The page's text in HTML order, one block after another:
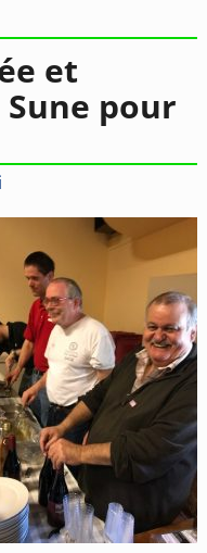
et
pour